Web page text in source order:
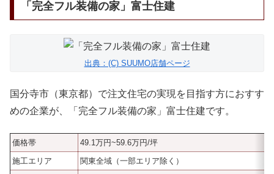
「完全フル装備の家」富士住建
出典：(C) SUUMO店舗ページ
国分寺市（東京都）で注文住宅の実現を目指す方におすす
めの企業が、「完全フル装備の家」富士住建です。
価格帯
49.1万円~59.6万円/坪
施工エリア
関東全域（一部エリア除く）